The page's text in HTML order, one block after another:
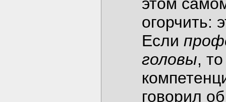
огорчить:
Если
головы,
говорил